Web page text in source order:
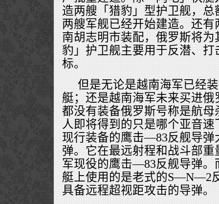
造两艘「猎豹」型护卫舰，总
两艘军舰已经开始建造。还
南胡志明市装配，俄罗斯将
豹」护卫舰主要用于反潜、
标。
但是无论是越南海军已经
艇；还是越南海军未来买进
都没有装备俄罗斯号称是航
人即将得到的只是哪个亚音
现行装备的鹰击—83反舰导弹
弹。它在最远射程和战斗部
军现役的鹰击—83反舰导弹。
艇上使用的是老式的S—N—2
具备远程超视距攻击的导弹。